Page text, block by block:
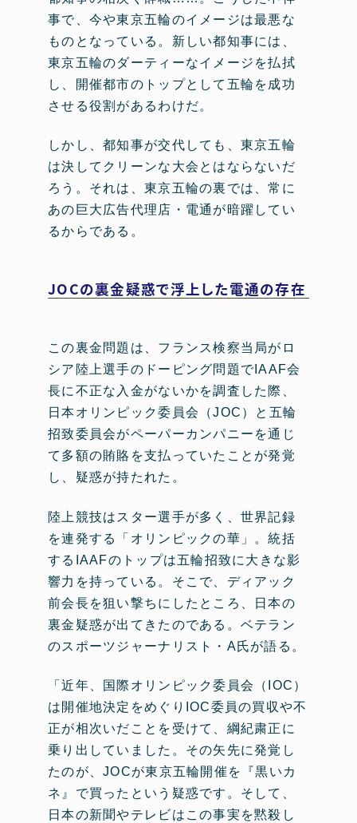
事で、今や東京五輪のイメージは最悪な
ものとなっている。新しい都知事には、
東京五輪のダーティーなイメージを払拭
し、開催都市のトップとして五輪を成功
させる役割があるわけだ。
しかし、都知事が交代しても、東京五輪
は決してクリーンな大会とはならないだ
ろう。それは、東京五輪の裏では、常に
あの巨大広告代理店・電通が暗躍してい
るからである。
JOCの裏金疑惑で浮上した電通の存在
この裏金問題は、フランス検察当局がロ
シア陸上選手のドーピング問題でIAAF会
長に不正な入金がないかを調査した際、
日本オリンピック委員会（JOC）と五輪
招致委員会がペーパーカンパニーを通じ
て多額の賄賂を支払っていたことが発覚
し、疑惑が持たれた。
陸上競技はスター選手が多く、世界記録
を連発する「オリンピックの華」。統括
するIAAFのトップは五輪招致に大きな影
響力を持っている。そこで、ディアック
前会長を狙い撃ちにしたところ、日本の
裏金疑惑が出てきたのである。ベテラン
のスポーツジャーナリスト・A氏が語る。
「近年、国際オリンピック委員会（IOC）
は開催地決定をめぐりIOC委員の買収や不
正が相次いだことを受けて、綱紀粛正に
乗り出していました。その矢先に発覚し
たのが、JOCが東京五輪開催を『黒いカ
ネ』で買ったという疑惑です。そして、
日本の新聞やテレビはこの事実を黙殺し